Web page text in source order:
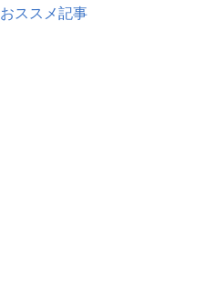
おススメ記事